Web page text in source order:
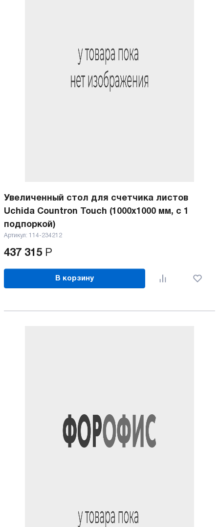
Увеличенный стол для счетчика листов
Uchida Countron Touch (1000x1000 мм, с 1
подпоркой)
Артикул: 114-234212
437 315 Р
В корзину